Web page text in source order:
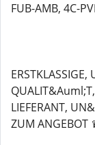
FUB-AMB, 4C-
ERSTKLASSIGE,
LIEFERANT,
ZUM ANGEBOT